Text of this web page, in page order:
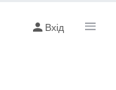
Вхід